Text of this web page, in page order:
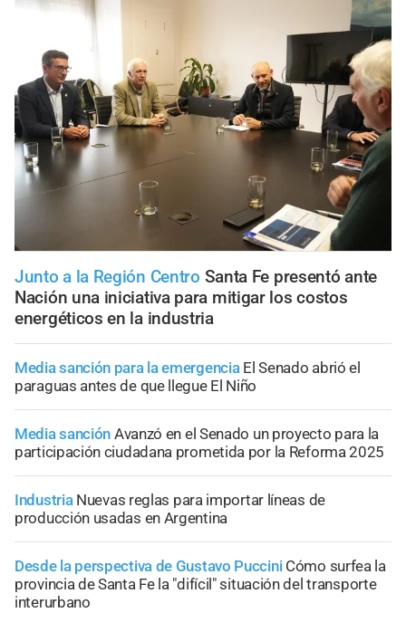
Junto a la Región Centro Santa Fe presentó ante
Nación una iniciativa para mitigar los costos
energéticos en la industria
Media sanción para la emergencia El Senado abrió el
paraguas antes de que llegue El Niño
Media sanción Avanzó en el Senado un proyecto para la
participación ciudadana prometida por la Reforma 2025
Industria Nuevas reglas para importar líneas de
producción usadas en Argentina
Desde la perspectiva de Gustavo Puccini Cómo surfea la
provincia de Santa Fe la "difícil" situación del transporte
interurbano